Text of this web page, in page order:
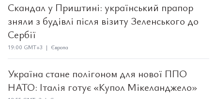
Скандал у Приштині: український прапор
зняли з будівлі після візиту Зеленського до
Сербії
19:00 GMT+3 | Європа
Україна стане полігоном для нової ППО
НАТО: Італія готує «Купол Мікеланджело»